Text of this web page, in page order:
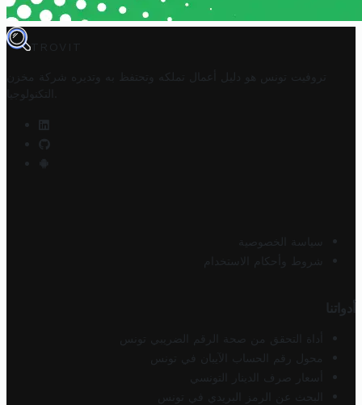
TROVIT
تروفيت تونس هو دليل أعمال تملكه وتحتفظ به وتديره
شركة مخزن
التكنولوجيا
سياسة الخصوصية
شروط وأحكام الاستخدام
أدواتنا
أداة التحقق من صحة الرقم الضريبي تونس
محول رقم الحساب الآيبان في تونس
أسعار صرف الدينار التونسي
البحث عن الرمز البريدي في تونس